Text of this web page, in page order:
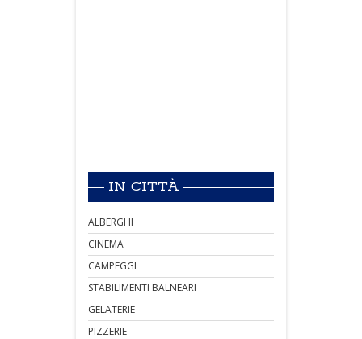
IN CITTÀ
ALBERGHI
CINEMA
CAMPEGGI
STABILIMENTI BALNEARI
GELATERIE
PIZZERIE